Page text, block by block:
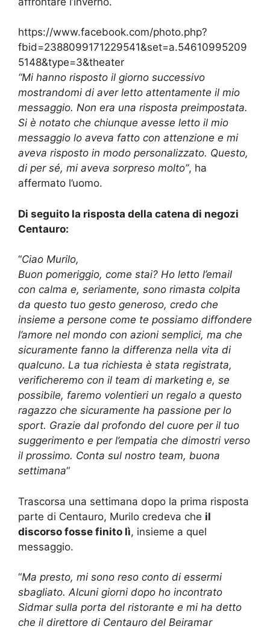
https://www.facebook.com/photo.php?
fbid=2388099171229541&set=a.54610995209
5148&type=3&theater
“Mi hanno risposto il giorno successivo
mostrandomi di aver letto attentamente il mio
messaggio. Non era una risposta preimpostata.
Si è notato che chiunque avesse letto il mio
messaggio lo aveva fatto con attenzione e mi
aveva risposto in modo personalizzato. Questo,
di per sé, mi aveva sorpreso molto”, ha
affermato l’uomo.
Di seguito la risposta della catena di negozi
Centauro:
“Ciao Murilo,
Buon pomeriggio, come stai? Ho letto l’email
con calma e, seriamente, sono rimasta colpita
da questo tuo gesto generoso, credo che
insieme a persone come te possiamo diffondere
l’amore nel mondo con azioni semplici, ma che
sicuramente fanno la differenza nella vita di
qualcuno. La tua richiesta è stata registrata,
verificheremo con il team di marketing e, se
possibile, faremo volentieri un regalo a questo
ragazzo che sicuramente ha passione per lo
sport. Grazie dal profondo del cuore per il tuo
suggerimento e per l’empatia che dimostri verso
il prossimo. Conta sul nostro team, buona
settimana“
Trascorsa una settimana dopo la prima risposta
parte di Centauro, Murilo credeva che il
discorso fosse finito lì, insieme a quel
messaggio.
“Ma presto, mi sono reso conto di essermi
sbagliato. Alcuni giorni dopo ho incontrato
Sidmar sulla porta del ristorante e mi ha detto
che il direttore di Centauro del Beiramar